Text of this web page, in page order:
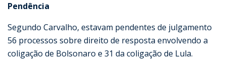
Pendência
Segundo Carvalho, estavam pendentes de julgamento
56 processos sobre direito de resposta envolvendo a
coligação de Bolsonaro e 31 da coligação de Lula.